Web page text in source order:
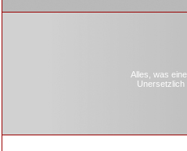
Alles, was
Unersetzlich